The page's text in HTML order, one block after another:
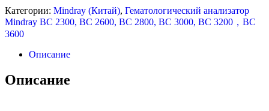
Категории: Mindray (Китай), Гематологический анализатор
Mindray BC 2300, BC 2600, BC 2800, BC 3000, BC 3200，BC
3600
Описание
Описание